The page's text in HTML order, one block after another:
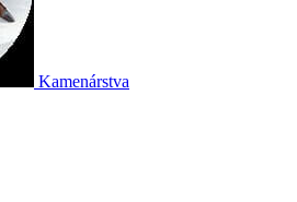
Kamenárstva